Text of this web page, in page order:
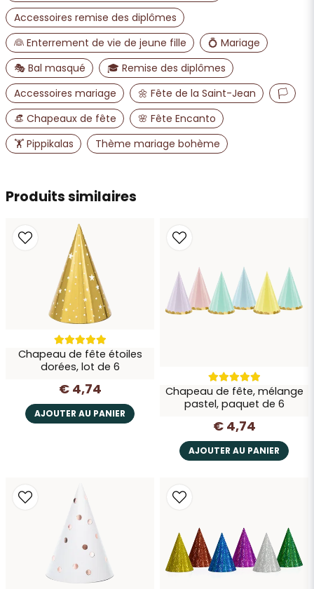
Oui, vous pouvez publier ma question
Produits similaires
Chapeau de fête étoiles
dorées, lot de 6
€ 4,74
AJOUTER AU PANIER
Chapeau de fête, mélange
pastel, paquet de 6
€ 4,74
AJOUTER AU PANIER
Accessoires remise des diplômes
👰 Enterrement de vie de jeune fille
💍 Mariage
🎭 Bal masqué
🎓 Remise des diplômes
Accessoires mariage
🌼 Fête de la Saint-Jean
🏳️
👒 Chapeaux de fête
🌸 Fête Encanto
🏋️ Pippikalas
Thème mariage bohème